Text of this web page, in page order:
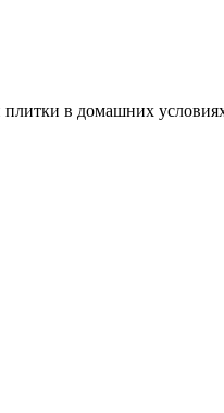
в домашних